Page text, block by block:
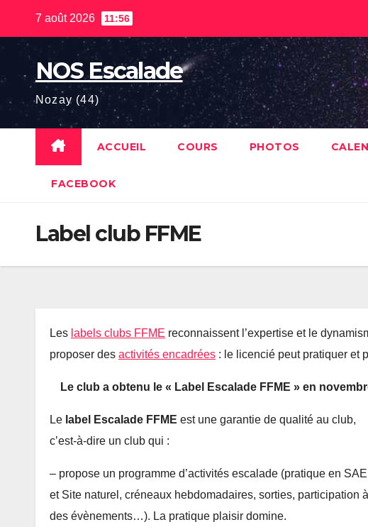
7 août 2026 11:56
NOS Escalade
Nozay (44)
ACCUEIL COURS PHOTOS
FACEBOOK
Label club FFME
Les labels clubs FFME reconnaissent l’expertise et le
proposer des activités encadrées : le licencié peut pratiquer et
Le club a obtenu le « Label Escalade FFME » en
Le label Escalade FFME est une garantie de qualité au club,
c’est-à-dire un club qui :
– propose un programme d’activités escalade (pratique en SAE
et Site naturel, créneaux hebdomadaires, sorties, participation à
des évènements…). La pratique plaisir domine.